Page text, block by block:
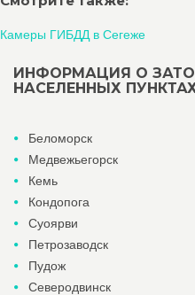
Камеры ГИБДД в Сегеже
ИНФОРМАЦИЯ О
НАСЕЛЕННЫХ
Беломорск
Медвежьегорск
Кемь
Кондопога
Суоярви
Петрозаводск
Пудож
Северодвинск